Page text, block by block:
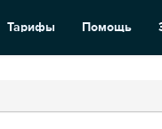
Тарифы Помощь